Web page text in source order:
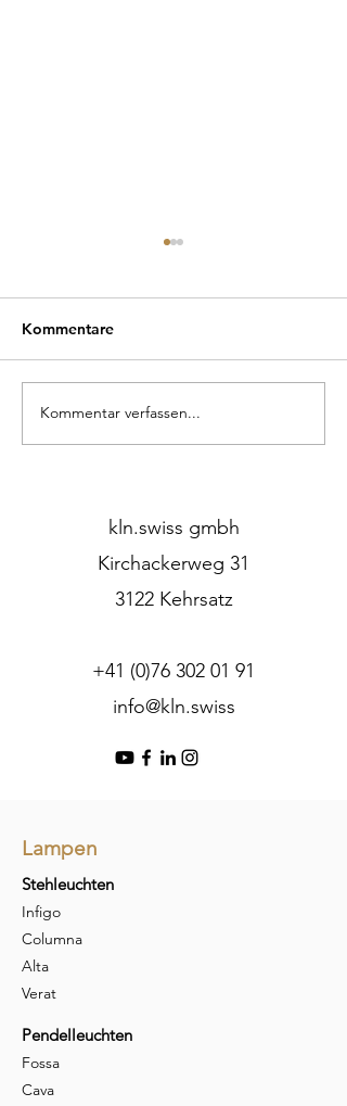
Mitten im Wald – und
doch wie Zuhause.
Kommentare
Kommentar verfassen...
kln.swiss gmbh
Kirchackerweg 31
3122 Kehrsatz
+41 (0)76 302 01 91
info@kln.swiss
Lampen
Stehleuchten
Infigo
Columna
Alta
Verat
Pendelleuchten
Fossa
Cava